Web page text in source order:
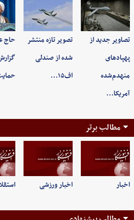
تصاویر جدید از
پهپادهای
منهدم‌شده
آمریکا…
تصویر تازه منتشر
شده از صندلی
اف۱۵…
حاج
مطالب برتر
اخبار اخبار ورزشی